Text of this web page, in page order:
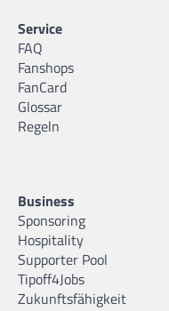
Service
FAQ
Fanshops
FanCard
Glossar
Regeln
Business
Sponsoring
Hospitality
Supporter Pool
Tipoff4Jobs
Zukunftsfähigkeit